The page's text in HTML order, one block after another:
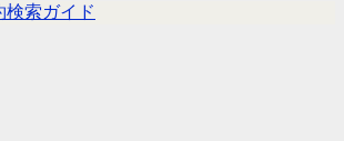
検索ガイド